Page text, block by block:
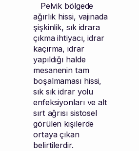
Pelvik bölgede
ağırlık hissi, vajinada
şişkinlik, sık idrara
çıkma ihtiyacı, idrar
kaçırma, idrar
yapıldığı halde
mesanenin tam
boşalmaması hissi,
sık sık idrar yolu
enfeksiyonları ve alt
sırt ağrısı sistosel
görülen kişilerde
ortaya çıkan
belirtilerdir.